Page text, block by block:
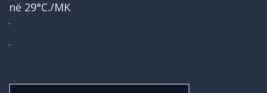
në 29°C./MK